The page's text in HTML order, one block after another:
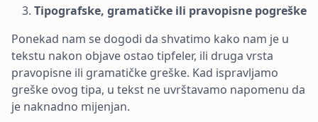
Tipografske, gramatičke ili pravopisne pogreške
Ponekad nam se dogodi da shvatimo kako nam je u
tekstu nakon objave ostao tipfeler, ili druga vrsta
pravopisne ili gramatičke greške. Kad ispravljamo
greške ovog tipa, u tekst ne uvrštavamo napomenu da
je naknadno mijenjan.